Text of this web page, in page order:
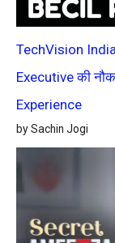
TechVision
Executive की
Experience
by Sachin Jogi